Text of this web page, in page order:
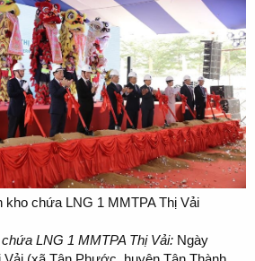
kho chứa LNG 1 MMTPA Thị Vải
LNG 1 MMTPA Thị Vải: Ngày